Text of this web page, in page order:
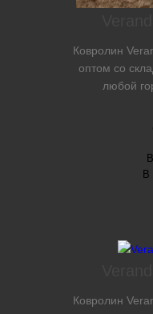
Ковролин
оптом со
любой
В
Ковролин